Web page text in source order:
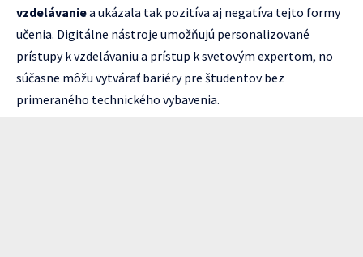
vzdelávaniea ukázala tak pozitíva aj negatíva tejto formy
učenia. Digitálne nástroje umožňujú personalizované
prístupy k vzdelávaniu a prístup k svetovým expertom, no
súčasne môžu vytvárať bariéry pre študentov bez
primeraného technického vybavenia.